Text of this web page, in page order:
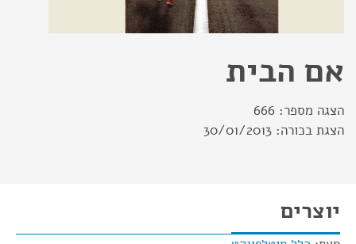
אם הבית
הצגה מספר: 666
הצגת בכורה: 30/01/2013
יוצרים